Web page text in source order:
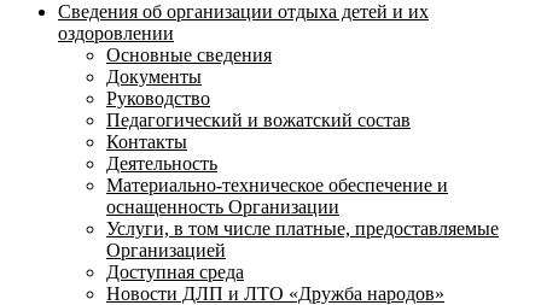
Сведения об организации отдыха детей и их
оздоровлении
Основные сведения
Документы
Руководство
Педагогический и вожатский состав
Контакты
Деятельность
Материально-техническое обеспечение и
оснащенность Организации
Услуги, в том числе платные, предоставляемые
Организацией
Доступная среда
Новости ДЛП и ЛТО «Дружба народов»